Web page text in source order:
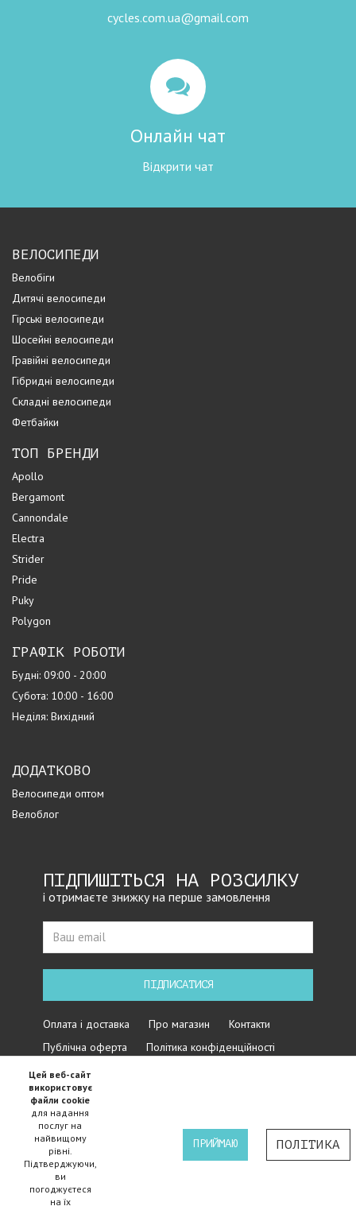
cycles.com.ua@gmail.com
Онлайн чат
Відкрити чат
ВЕЛОСИПЕДИ
Велобіги
Дитячі велосипеди
Гірські велосипеди
Шосейні велосипеди
Гравійні велосипеди
Гібридні велосипеди
Складні велосипеди
Фетбайки
ТОП БРЕНДИ
Apollo
Bergamont
Cannondale
Electra
Strider
Pride
Puky
Polygon
ГРАФІК РОБОТИ
Будні: 09:00 - 20:00
Субота: 10:00 - 16:00
Неділя: Вихідний
ДОДАТКОВО
Велосипеди оптом
Велоблог
ПІДПИШІТЬСЯ НА РОЗСИЛКУ
і отримаєте знижку на перше замовлення
ПІДПИСАТИСЯ
Оплата і доставка Про магазин
Контакти
Публічна оферта
Політика конфіденційності
Iнтернет магазин велосипедів Cycles - 2015-2024 ©
Цей веб-сайт
використовує
файли cookie
для надання
послуг на
найвищому
рівні.
Підтверджуючи,
ви
погоджуєтеся
на їх
ПРИЙМАЮ ПОЛІТИКА